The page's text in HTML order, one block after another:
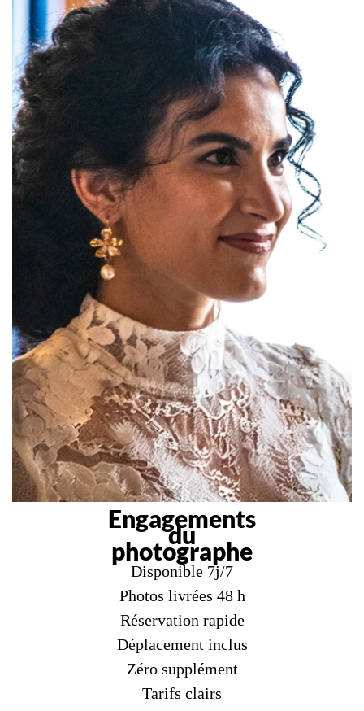
Engagements
du
photographe
Disponible 7j/7
Photos livrées 48 h
Réservation rapide
Déplacement inclus
Zéro supplément
Tarifs clairs